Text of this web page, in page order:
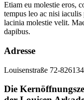
Etiam eu molestie eros,
tempus leo ac nisi
lacinia molestie velit.
dapibus.
Adresse
Louisenstraße 72-82
Die